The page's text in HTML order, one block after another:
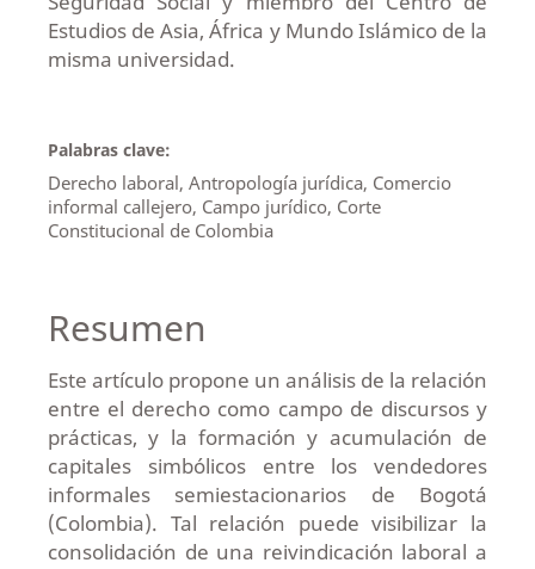
Estudios de Asia, África y Mundo Islámico de la
misma universidad.
Palabras clave:
Derecho laboral, Antropología jurídica, Comercio
informal callejero, Campo jurídico, Corte
Constitucional de Colombia
Resumen
Este artículo propone un análisis de la relación
entre el derecho como campo de discursos y
prácticas, y la formación y acumulación de
capitales simbólicos entre los vendedores
informales semiestacionarios de Bogotá
(Colombia). Tal relación puede visibilizar la
consolidación de una reivindicación laboral a